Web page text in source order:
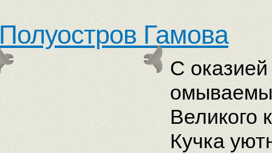
Гамова
С
Великого
Кучка